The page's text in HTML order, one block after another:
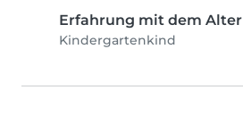
Erfahrung mit dem Alter
Kindergartenkind